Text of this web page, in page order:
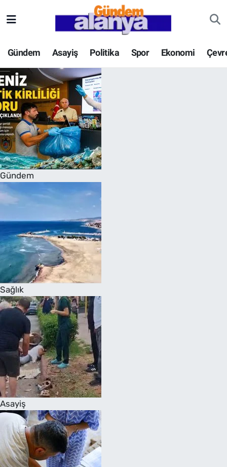
Gündem Asayiş Politika Spor Ekonomi
Gündem
Sağlık
Asayiş